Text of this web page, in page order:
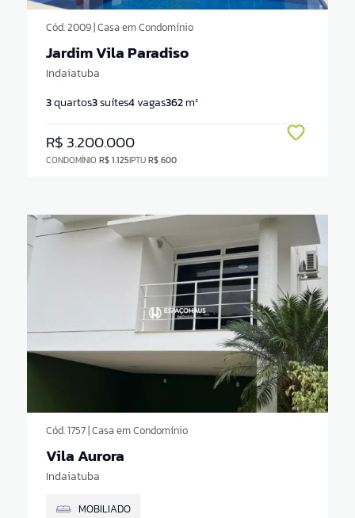
Cód. 2009 | Casa em Condomínio
Jardim Vila Paradiso
Indaiatuba
3quartos3suítes4vagas362m²
R$ 3.200.000
CONDOMÍNIOR$ 1.125IPTUR$ 600
Cód. 1757 | Casa em Condomínio
Vila Aurora
Indaiatuba
MOBILIADO